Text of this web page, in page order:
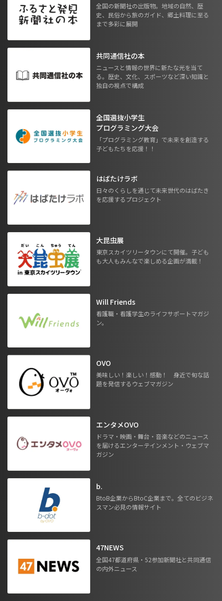
全国の新聞社の出版物。地域の自然、歴
史、民俗から旅のガイド、郷土料理に至る
まで多彩に展開
共同通信社の本
ニュースと情報の世界に新たな光を当て
る。歴史、文化、スポーツなど深い知識と
独自の視点で構成
全国選抜小学生
プログラミング大会
「プログラミング教育」で未来を創造する
子どもたちを応援！！
はばたけラボ
日々のくらしを通じて未来世代のはばたき
を応援するプロジェクト
大昆虫展
東京スカイツリータウンにて開催。子ども
も大人もみんなで楽しめる企画が満載！
Will Friends
看護職・看護学生のライフサポートマガジ
ン。
OVO
美味しい！楽しい！感動！ 身近で旬な話
題を発信するウェブマガジン
エンタメOVO
ドラマ・映画・舞台・音楽などのニュース
を届けるエンターテインメント・ウェブマ
ガジン
b.
BtoB企業からBtoC企業まで。全てのビジネ
スマン必見の情報サイト
47NEWS
全国47都道府県・52参加新聞社と共同通信
の内外ニュース